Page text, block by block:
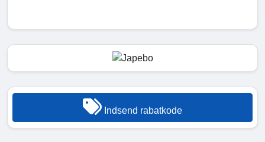
Indsend rabatkode